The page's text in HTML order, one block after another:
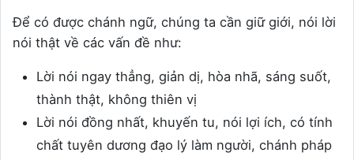
Để có được chánh ngữ, chúng ta cần giữ giới, nói lời
nói thật về các vấn đề như:
Lời nói ngay thẳng, giản dị, hòa nhã, sáng suốt,
thành thật, không thiên vị
Lời nói đồng nhất, khuyến tu, nói lợi ích, có tính
chất tuyên dương đạo lý làm người, chánh pháp